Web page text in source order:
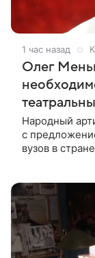
1 час назад
Олег
Народный
с
вузов в